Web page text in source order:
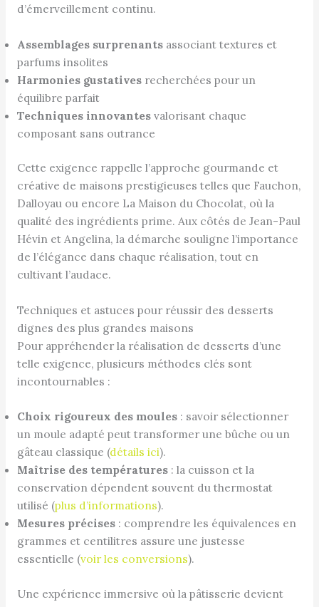
d’émerveillement continu.
Assemblages surprenantsassociant textures et
parfums insolites
Harmonies gustativesrecherchées pour un
équilibre parfait
Techniques innovantesvalorisant chaque
composant sans outrance
Cette exigence rappelle l’approche gourmande et
créative de maisons prestigieuses telles que Fauchon,
Dalloyau ou encore La Maison du Chocolat, où la
qualité des ingrédients prime. Aux côtés de Jean-Paul
Hévin et Angelina, la démarche souligne l’importance
de l’élégance dans chaque réalisation, tout en
cultivant l’audace.
Techniques et astuces pour réussir des desserts
dignes des plus grandes maisons
Pour appréhender la réalisation de desserts d’une
telle exigence, plusieurs méthodes clés sont
incontournables :
Choix rigoureux des moules: savoir sélectionner
un moule adapté peut transformer une bûche ou un
gâteau classique (détails ici).
Maîtrise des températures: la cuisson et la
conservation dépendent souvent du thermostat
utilisé (plus d’informations).
Mesures précises: comprendre les équivalences en
grammes et centilitres assure une justesse
essentielle (voir les conversions).
Une expérience immersive où la pâtisserie devient